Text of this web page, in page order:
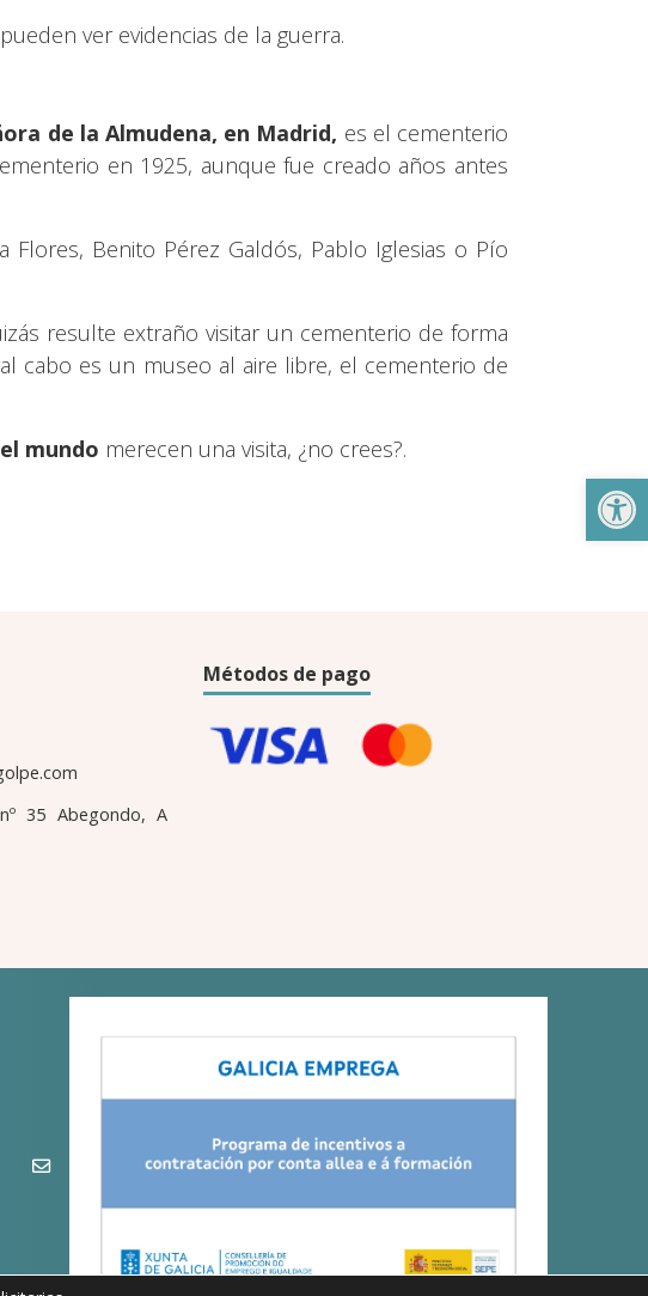
ver evidencias de la guerra.
de la Almudena, en Madrid, es el cementerio
en 1925, aunque fue creado años antes
Flores, Benito Pérez Galdós, Pablo Iglesias o Pío
resulte extraño visitar un cementerio de forma
cabo es un museo al aire libre, el cementerio de
mundo merecen una visita, ¿no crees?.
35 Abegondo, A
Métodos de pago